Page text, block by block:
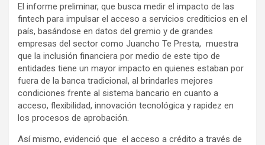
El informe preliminar, que busca medir el impacto de las
fintech para impulsar el acceso a servicios crediticios en el
país, basándose en datos del gremio y de grandes
empresas del sector como Juancho Te Presta, muestra
que la inclusión financiera por medio de este tipo de
entidades tiene un mayor impacto en quienes estaban por
fuera de la banca tradicional, al brindarles mejores
condiciones frente al sistema bancario en cuanto a
acceso, flexibilidad, innovación tecnológica y rapidez en
los procesos de aprobación.
Así mismo, evidenció que el acceso a crédito a través de